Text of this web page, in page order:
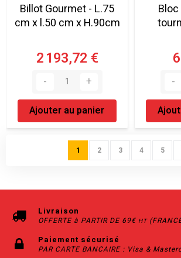
Billot Gourmet - L.75
cm x l.50 cm x H.90cm
2 193,72 €
Ajouter au panier
Vous lisez actuellement la
1 Page
2 Page
3 Page
4 Page
5
Livraison
OFFERTE à PARTIR DE 69€ HT
Paiement sécurisé
PAR CARTE BANCAIRE : Visa &